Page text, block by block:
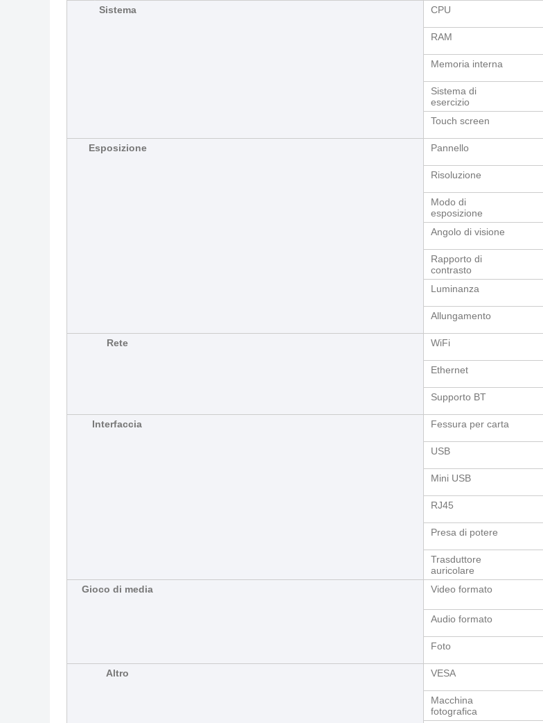
Sistema CPU
RAM
Memoria interna
Sistema di
esercizio
Touch screen
Esposizione Pannello
Risoluzione
Modo di
esposizione
Angolo di visione
Rapporto di
contrasto
Luminanza
Allungamento
Rete WiFi
Ethernet
Supporto BT
Interfaccia Fessura per carta
USB
Mini USB
RJ45
Presa di potere
Trasduttore
auricolare
Gioco di media Video formato
Audio formato
Foto
Altro VESA
Macchina
fotografica